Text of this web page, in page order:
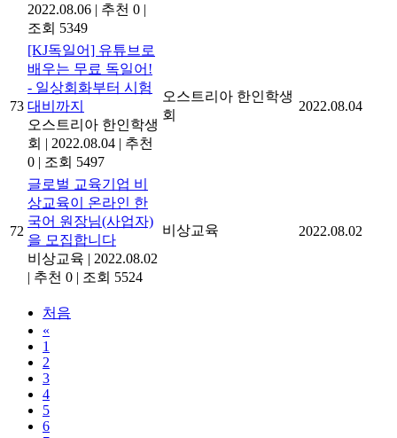
2022.08.06 | 추천 0 |
조회 5349
73
[KJ독일어] 유튜브로
배우는 무료 독일어!
- 일상회화부터 시험
대비까지
오스트리아 한인학생
회 | 2022.08.04 | 추천
0 | 조회 5497
오스트리아 한인학생
회
2022.08.04
72
글로벌 교육기업 비
상교육이 온라인 한
국어 원장님(사업자)
을 모집합니다
비상교육 | 2022.08.02
| 추천 0 | 조회 5524
비상교육 2022.08.02
처음
«
1
2
3
4
5
6